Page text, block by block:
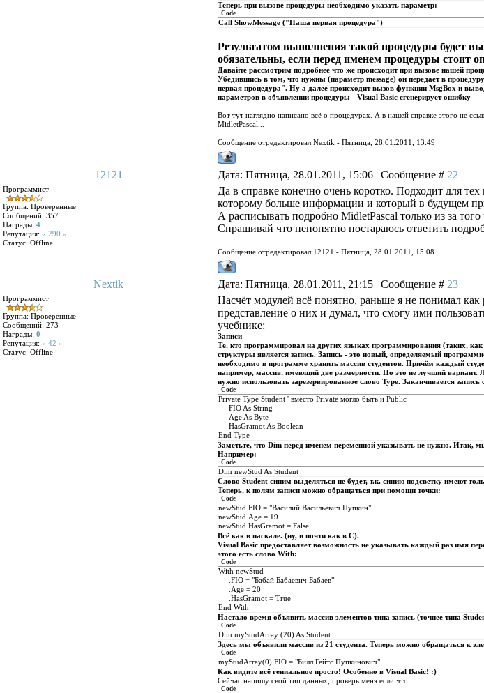
Теперь при вызове процедуры необходимо указать параметр:
Code
Call ShowMessage ("Наша первая процедура")
Результатом выполнения такой процедуры будет
обязательны, если перед именем процедуры стоит
Давайте рассмотрим подробнее что же происходит при вызове нашей
Убедившись в том, что нужны (параметр message) он передает в
первая процедура". Ну а далее происходит вызов функции MsgBox и
параметров в объявлении процедуры - Visual Basic сгенерирует ошибку
Вот тут наглядно написано всё о процедурах. А в нашей справке этого не
MidletPascal...
Сообщение отредактировал Nextik - Пятница, 28.01.2011, 13:49
12121 Дата: Пятница, 28.01.2011, 15:06 | Сообщение # 22
Программист
Группа: Проверенные
Сообщений: 357
Награды: 4
Репутация: « 290 »
Статус: Offline
Да в справке конечно очень коротко. Подходит для
которому больше информации и который в будущем
А расписывать подробно MidletPascal только из за
Спрашивай что непонятно постараюсь ответить
Сообщение отредактировал 12121 - Пятница, 28.01.2011, 15:08
Nextik Дата: Пятница, 28.01.2011, 21:15 | Сообщение # 23
Программист
Группа: Проверенные
Сообщений: 273
Награды: 0
Репутация: « 42 »
Статус: Offline
Насчёт модулей всё понятно, раньше я не понимал
представление о них и думал, что смогу ими
учебнике:
Записи
Те, кто программировал на других языках программирования (таких,
структуры является запись. Запись - это новый, определяемый
необходимо в программе хранить массив студентов. Причём каждый
например, массив, имеющий две размерности. Но это не лучший вариант.
нужно использовать зарезервированное слово Type. Заканчивается
Code
Private Type Student ' вместо Private могло быть и Public
FIO As String
Age As Byte
HasGramot As Boolean
End Type
Заметьте, что Dim перед именем переменной указывать не нужно. Итак,
Например:
Code
Dim newStud As Student
Слово Student синим выделяться не будет, т.к. синию подсветку имеют
Теперь, к полям записи можно обращаться при помощи точки:
Code
newStud.FIO = "Василий Васильевич Пупкин"
newStud.Age = 19
newStud.HasGramot = False
Всё как в паскале. (ну, и почти как в С).
Visual Basic предоставляет возможность не указывать каждый раз имя
этого есть слово With:
Code
With newStud
.FIO = "Бабай Бабаевич Бабаев"
.Age = 20
.HasGramot = True
End With
Настало время объявить массив элементов типа запись (точнее типа
Code
Dim myStudArray (20) As Student
Здесь мы объявили массив из 21 студента. Теперь можно обращаться к
Code
myStudArray(0).FIO = "Билл Гейтс Пупкинович"
Как видите всё гениальное просто! Особенно в Visual Basic! :)
Сейчас напишу свой тип данных, проверь меня если что:
Code